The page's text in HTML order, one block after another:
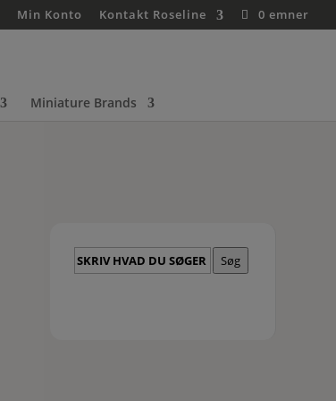
Min Konto Kontakt Roseline 0 emner
Miniature Brands
Skriv
hvad
Søg